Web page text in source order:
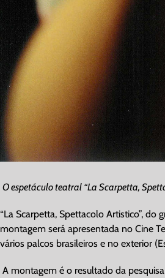
O espetáculo teatral “La Scarpetta,
“La Scarpetta, Spettacolo Artistico”,
montagem será apresentada no Cine
vários palcos brasileiros e no exterior
A montagem é o resultado da